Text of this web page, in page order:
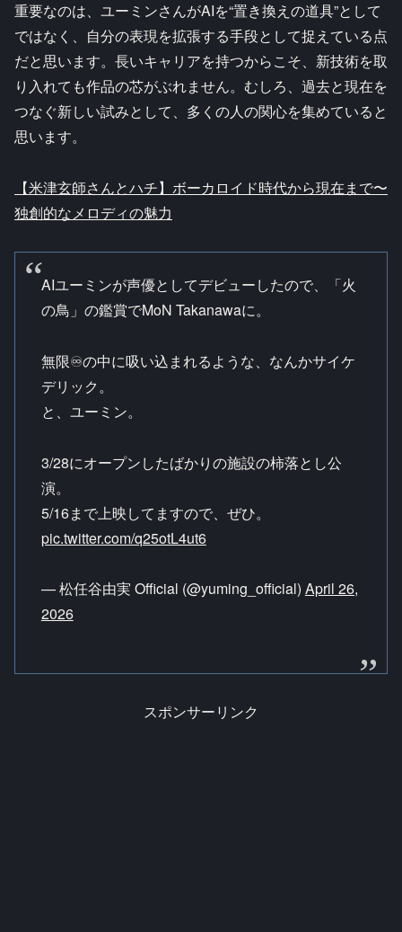
重要なのは、ユーミンさんがAIを“置き換えの道具”として
ではなく、自分の表現を拡張する手段として捉えている点
だと思います。長いキャリアを持つからこそ、新技術を取
り入れても作品の芯がぶれません。むしろ、過去と現在を
つなぐ新しい試みとして、多くの人の関心を集めていると
思います。
【米津玄師さんとハチ】ボーカロイド時代から現在まで〜
独創的なメロディの魅力
AIユーミンが声優としてデビューしたので、「火
の鳥」の鑑賞でMoN Takanawaに。
無限♾️の中に吸い込まれるような、なんかサイケ
デリック。
と、ユーミン。
3/28にオープンしたばかりの施設の柿落とし公
演。
5/16まで上映してますので、ぜひ。
pic.twitter.com/q25otL4ut6
— 松任谷由実 Official (@yuming_official) April 26,
2026
スポンサーリンク